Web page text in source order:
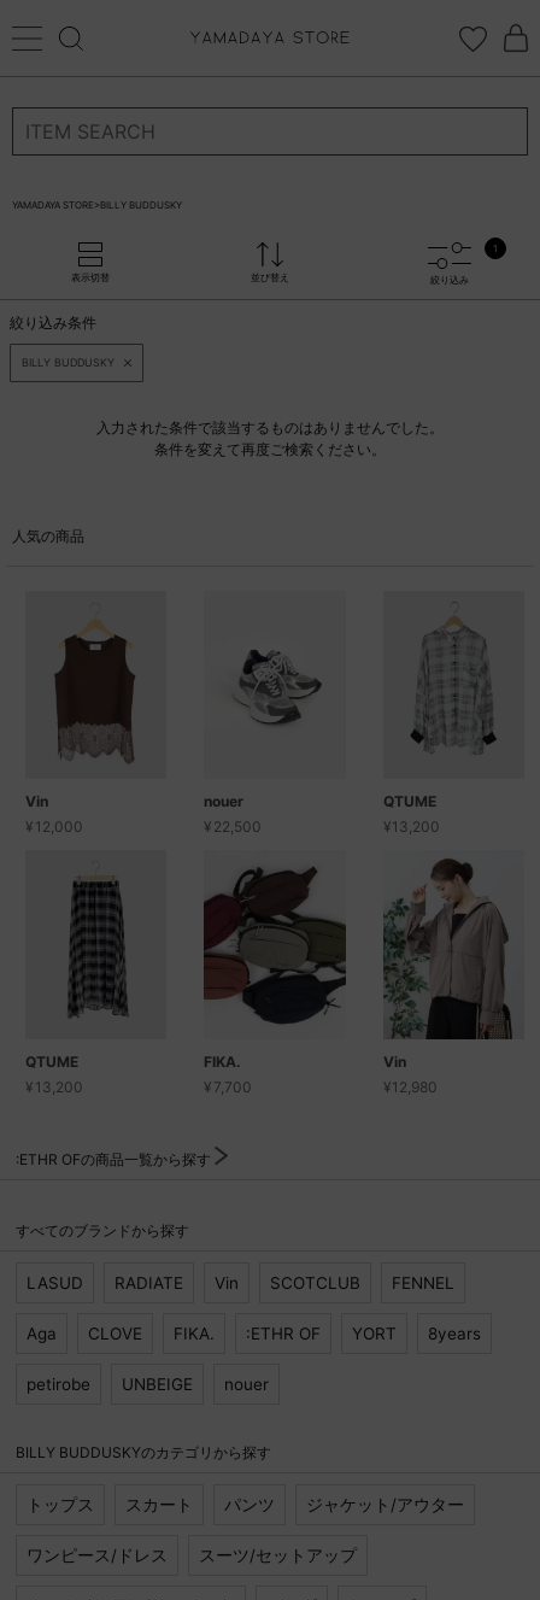
ログイン 新規会員登録
STORE BRAND・LABELから探す
すべての商品
予約商品
スタイリング
特集
店舗検索
サイズガイド
お問い合わせ
YAMADAYA STORE > BILLY BUDDUSKY
表示切替 並び替え 絞り込み
1
絞り込み条件
BILLY BUDDUSKY
入力された条件で該当するものはありませんでした。
条件を変えて再度ご検索ください。
人気の商品
Vin
¥12,000
nouer
¥22,500
QTUME
¥13,200
QTUME
¥13,200
FIKA.
¥7,700
Vin
¥12,980
ログイン
:ETHR OFの商品一覧から探す
すべてのブランドから探す
LASUD RADIATE Vin SCOTCLUB FENNEL
Aga CLOVE FIKA. :ETHR OF YORT 8years
petirobe UNBEIGE nouer
BILLY BUDDUSKYのカテゴリから探す
トップス スカート パンツ ジャケット/アウター
ワンピース/ドレス スーツ/セットアップ